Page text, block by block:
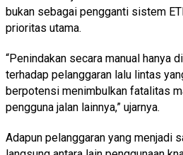
bukan sebagai pengganti sistem
prioritas utama.
“Penindakan secara manual hanya
terhadap pelanggaran lalu lintas
berpotensi menimbulkan fatalitas
pengguna jalan lainnya,” ujarnya.
Adapun pelanggaran yang menjadi